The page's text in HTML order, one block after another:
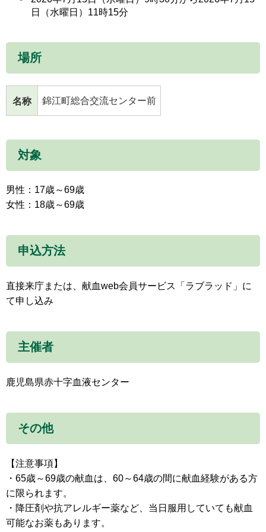
日（水曜日）11時15分
場所
名称 錦江町総合交流センター前
対象
男性：17歳～69歳
女性：18歳～69歳
申込方法
直接来庁または、献血web会員サービス「ラブラッド」に
て申し込み
主催者
鹿児島県赤十字血液センター
その他
【注意事項】
・65歳～69歳の献血は、60～64歳の間に献血経験がある方
に限られます。
・降圧剤や抗アレルギー薬など、当日服用していても献血
可能なお薬もあります。